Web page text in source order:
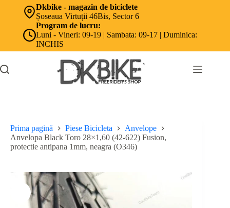
Dkbike - magazin de biciclete
Șoseaua Virtuții 46Bis, Sector 6
Program de lucru:
Luni - Vineri: 09-19 | Sambata: 09-17 | Duminica:
INCHIS
Prima pagină Piese Bicicleta
Anvelope
Anvelopa Black Toro 28×1,60 (42-622) Fusion,
protectie antipana 1mm, neagra (O346)